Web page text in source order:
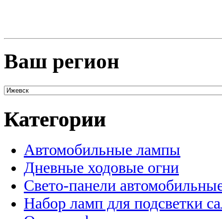
Ваш регион
Категории
Автомобильные лампы
Дневные ходовые огни
Свето-панели
Набор ламп для подсветки